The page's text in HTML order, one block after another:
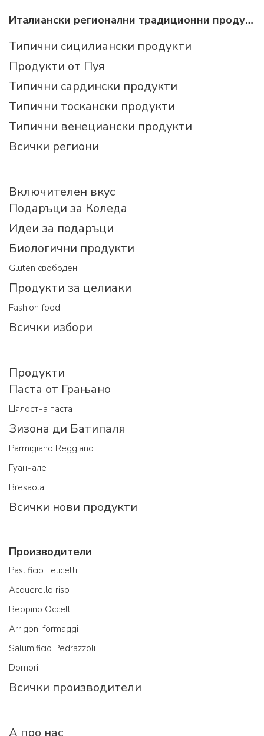
Италиански регионални традиционни продукти
Типични сицилиански продукти
Продукти от Пуя
Типични сардински продукти
Типични тоскански продукти
Типични венециански продукти
Всички региони
Включителен вкус
Подаръци за Коледа
Идеи за подаръци
Биологични продукти
Gluten свободен
Продукти за целиаки
Fashion food
Всички избори
Продукти
Паста от Грањано
Цялостна паста
Зизона ди Батипаля
Parmigiano Reggiano
Гуанчале
Bresaola
Всички нови продукти
Производители
Pastificio Felicetti
Acquerello riso
Beppino Occelli
Arrigoni formaggi
Salumificio Pedrazzoli
Domori
Всички производители
A про нас